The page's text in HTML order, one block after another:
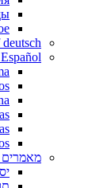
מאמרים